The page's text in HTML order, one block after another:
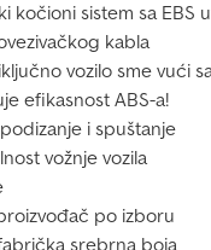
kočioni sistem sa EBS
kabla
vozilo sme vući
efikasnost ABS-a!
i spuštanje
vožnje vozila
po izboru
srebrna boja